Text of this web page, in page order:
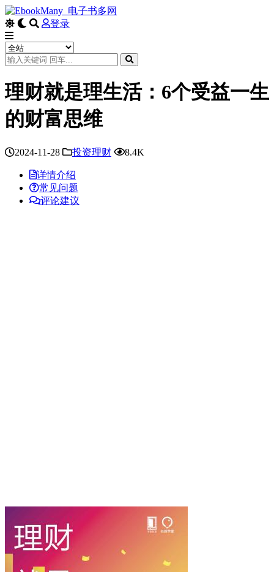
登录
理财就是理生活：6个受益一生
的财富思维
2024-11-28 投资理财 8.4K
详情介绍
常见问题
评论建议